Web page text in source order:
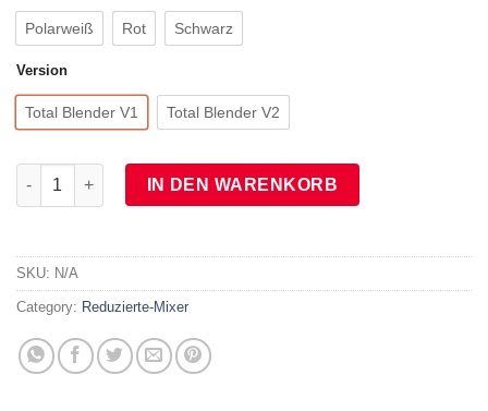
Polarweiß Rot Schwarz
Version
Total Blender V1 Total Blender V2
Total Blender Original inkl. WildSide+ Jar (Generalüberholt)
IN DEN WARENKORB
SKU: N/A
Category: Reduzierte-Mixer